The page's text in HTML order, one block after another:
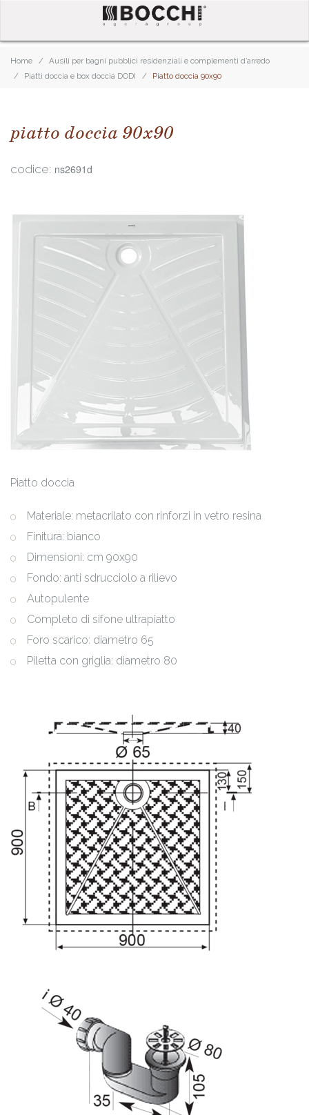
Home
Ausili per bagni pubblici residenziali e complementi d’arredo
Piatti doccia e box doccia DODI
Piatto doccia 90x90
piatto doccia 90x90
codice: ns2691d
Piatto doccia
Materiale: metacrilato con rinforzi in vetro resina
Finitura: bianco
Dimensioni: cm 90x90
Fondo: anti sdrucciolo a rilievo
Autopulente
Completo di sifone ultrapiatto
Foro scarico: diametro 65
Piletta con griglia: diametro 80